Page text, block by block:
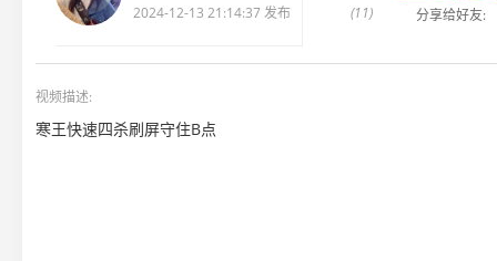
2024-12-13 21:14:37 发布 (11) 分享给好友:
视频描述:
寒王快速四杀刷屏守住B点